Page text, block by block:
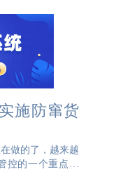
施防窜货
做的了，越来越
控的一个重点环